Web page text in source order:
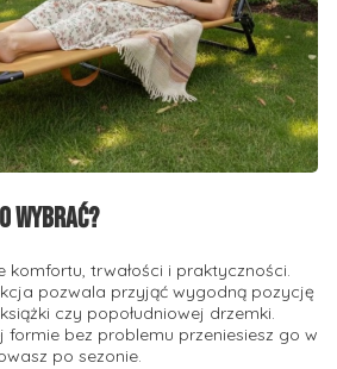
wybrać?
komfortu, trwałości i praktyczności.
pozwala przyjąć wygodną pozycję
czy popołudniowej drzemki.
formie bez problemu przeniesiesz go w
po sezonie.